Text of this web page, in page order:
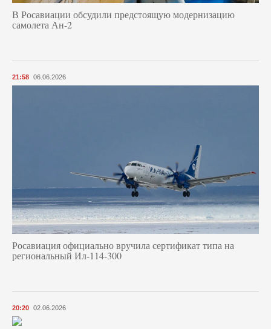
В Росавиации обсудили предстоящую модернизацию
самолета Ан-2
21:58 06.06.2026
Росавиация официально вручила сертификат типа на
региональный Ил-114-300
20:20 02.06.2026